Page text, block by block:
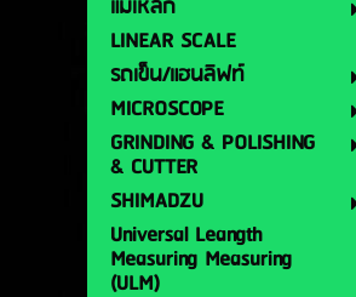
แม่เหล็ก
LINEAR SCALE
รถเข็น/แฮนลิฟท์
MICROSCOPE
GRINDING & POLISHING
& CUTTER
SHIMADZU
Universal Leangth
Measuring Measuring
(ULM)